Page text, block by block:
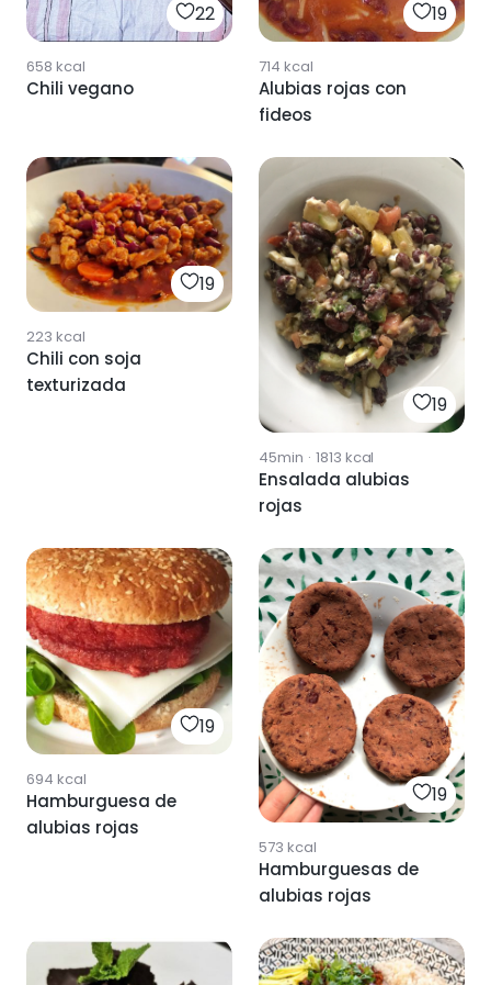
22
658 kcal
Chili vegano
19
714 kcal
Alubias rojas con
fideos
19
223 kcal
Chili con soja
texturizada
19
45min · 1813 kcal
Ensalada alubias
rojas
19
694 kcal
Hamburguesa de
alubias rojas
19
573 kcal
Hamburguesas de
alubias rojas